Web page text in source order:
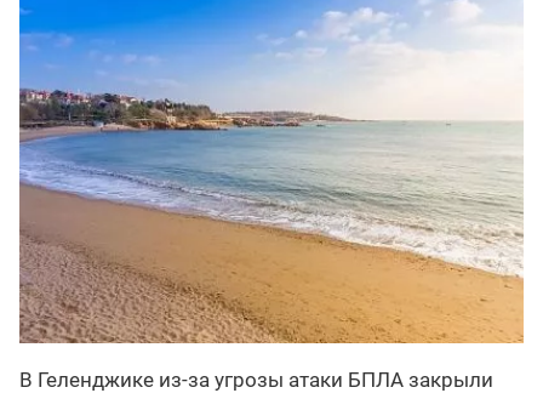
В Геленджике из-за угрозы атаки БПЛА закрыли